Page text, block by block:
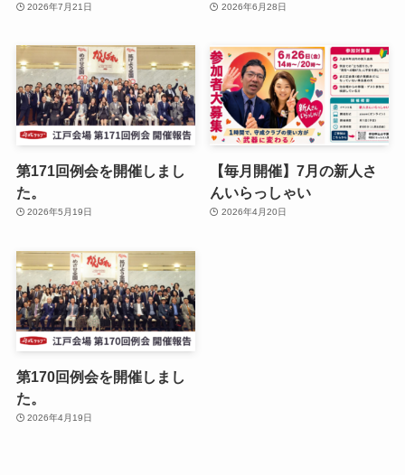
2026年7月21日 2026年6月28日
第171回例会を開催しまし
た。
2026年5月19日
【毎月開催】7月の新人さ
んいらっしゃい
2026年4月20日
第170回例会を開催しまし
た。
2026年4月19日